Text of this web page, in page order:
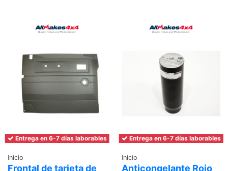
Entrega en 6-7 días laborables
Inicio
Frontal de tarjeta de
Entrega en 6-7 días laborables
Inicio
Anticongelante Rojo